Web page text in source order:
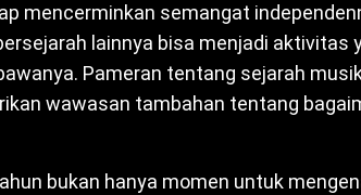
mencerminkan semangat
lainnya bisa menjadi aktivitas
Pameran tentang sejarah
wawasan tambahan tentang
bukan hanya momen untuk